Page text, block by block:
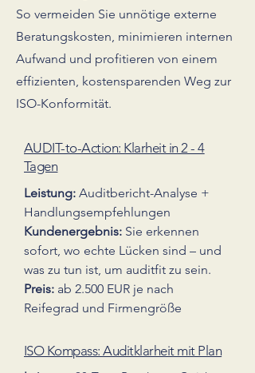
So vermeiden Sie unnötige externe
Beratungskosten, minimieren internen
Aufwand und profitieren von einem
effizienten, kostensparenden Weg zur
ISO-Konformität.
AUDIT-to-Action: Klarheit in 2 - 4
Tagen
Leistung: Auditbericht-Analyse +
Handlungsempfehlungen
Kundenergebnis: Sie erkennen
sofort, wo echte Lücken sind – und
was zu tun ist, um auditfit zu sein.
Preis: ab 2.500 EUR je nach
Reifegrad und Firmengröße
ISO Kompass: Auditklarheit mit Plan